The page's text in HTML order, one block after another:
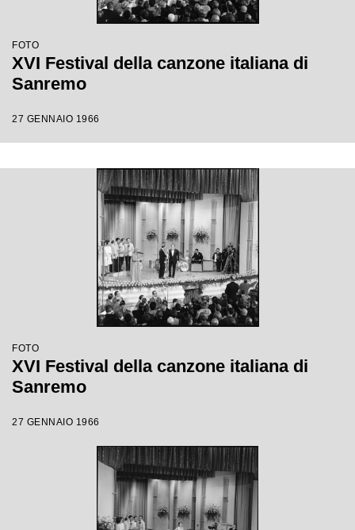
FOTO
XVI Festival della canzone italiana di
Sanremo
27 GENNAIO 1966
FOTO
XVI Festival della canzone italiana di
Sanremo
27 GENNAIO 1966